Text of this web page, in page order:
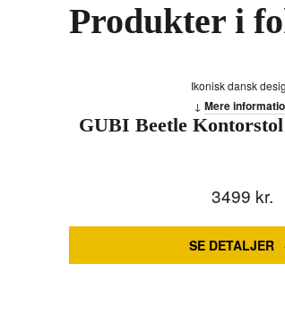
Produkter i
Ikonisk dansk
GUBI Beetle
3499 kr.
SE DETALJER
Mere